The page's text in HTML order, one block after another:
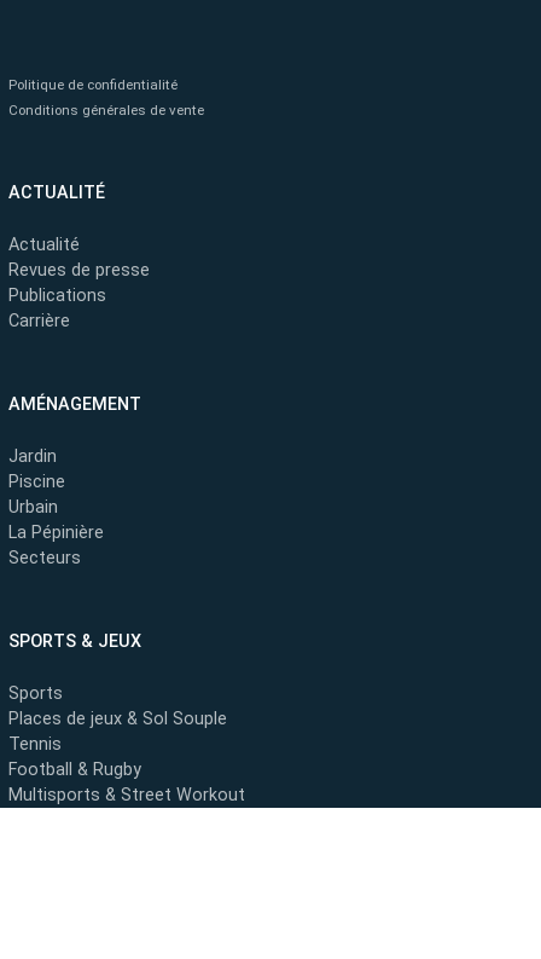
Politique de confidentialité
Conditions générales de vente
ACTUALITÉ
Actualité
Revues de presse
Publications
Carrière
AMÉNAGEMENT
Jardin
Piscine
Urbain
La Pépinière
Secteurs
SPORTS & JEUX
Sports
Places de jeux & Sol Souple
Tennis
Football & Rugby
Multisports & Street Workout